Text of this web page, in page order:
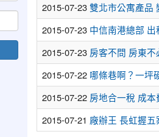
2015-07-23雙北市公寓產品
2015-07-23 中信南港總部 出
2015-07-23 房客不問 房東不
2015-07-22 哪條巷啊？一坪
2015-07-22 房地合一稅 成
2015-07-21 廠辦王 長虹握五